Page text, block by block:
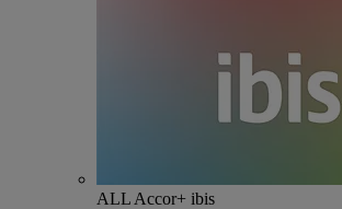
ALL Accor+ ibis